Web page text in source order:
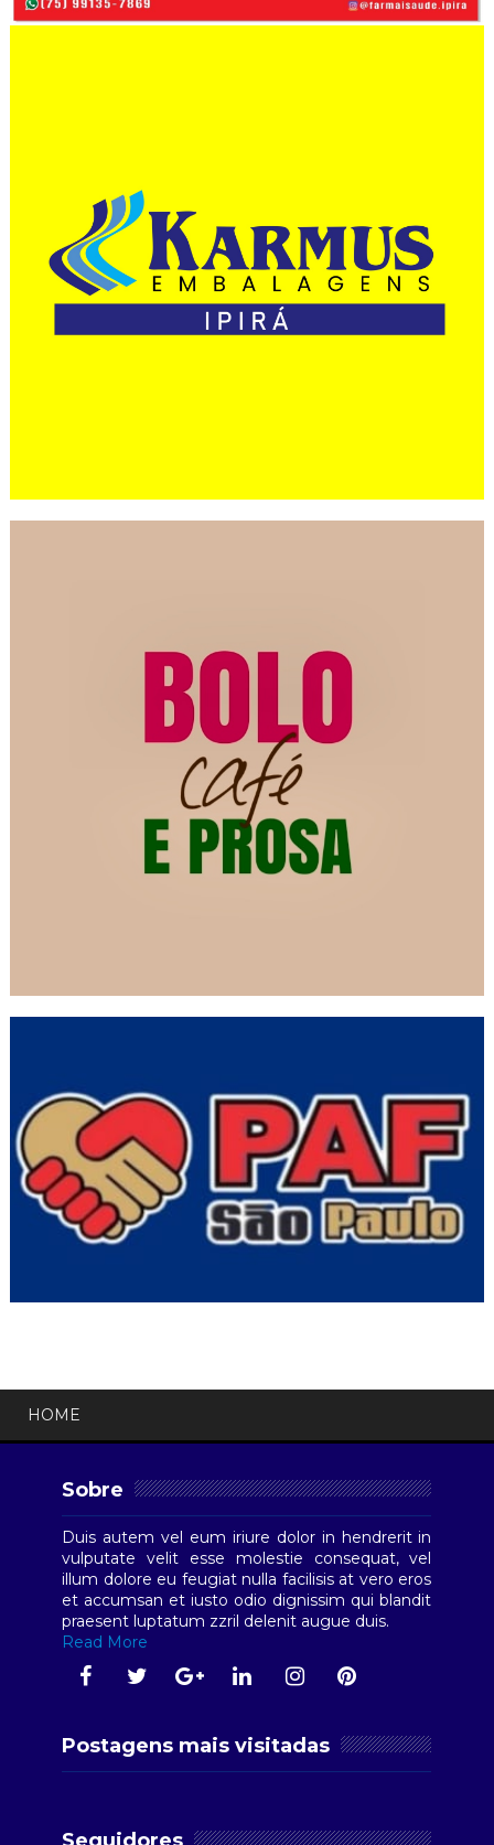
HOME
Sobre
Duis autem vel eum iriure dolor in hendrerit in
vulputate velit esse molestie consequat, vel
illum dolore eu feugiat nulla facilisis at vero eros
et accumsan et iusto odio dignissim qui blandit
praesent luptatum zzril delenit augue duis.
Read More
Postagens mais visitadas